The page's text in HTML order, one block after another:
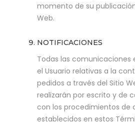
momento de su
Web.
NOTIFICACIONES
Todas las comunicaciones
el Usuario relativas a la
pedidos a través del Sitio
realizarán por escrito y de
con los procedimientos de
establecidos en estos